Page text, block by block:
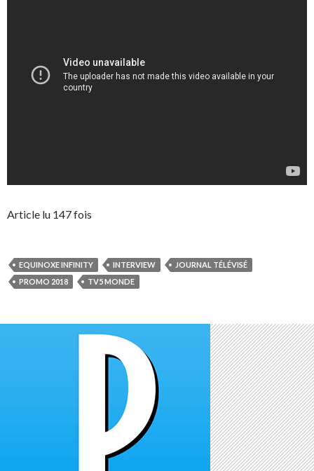
Article lu 147 fois
EQUINOXE INFINITY INTERVIEW
JOURNAL TÉLÉVISÉ
PROMO 2018
TV5 MONDE